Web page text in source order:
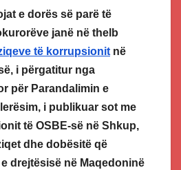
e dorës së parë të
janë në thelb
të korrupsionit në
i përgatitur nga
për Parandalimin e
i publikuar sot me
të OSBE-së në Shkup,
dhe dobësitë që
drejtësisë në Maqedoninë